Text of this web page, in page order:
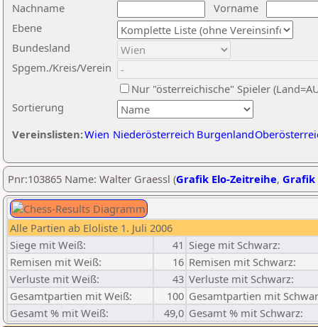
Nachname
Vorname
Ebene
Sortierung
Bundesland
Spgem./Kreis/Verein
Nur "österreichische" Spieler
Vereinslisten:Wien Niederösterreich Burgenland
Pnr:103865 Name: Walter Graessl (Grafik Elo-Zeitreihe, Grafik
Alle Partien ab Eloliste 1. Juli 2006
Siege mit Weiß:
41 Siege mit Schwarz:
Remisen mit Weiß:
16 Remisen mit Schwarz:
Verluste mit Weiß:
43 Verluste mit Schwarz:
Gesamtpartien mit Weiß:
100 Gesamtpartien mit
Gesamt % mit Weiß:
49,0 Gesamt % mit Schwarz: